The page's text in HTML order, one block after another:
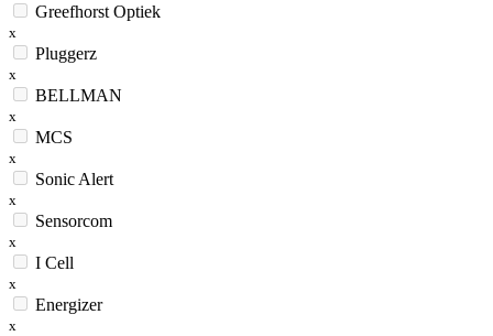
Greefhorst Optiek
x
Pluggerz
x
BELLMAN
x
MCS
x
Sonic Alert
x
Sensorcom
x
I Cell
x
Energizer
x